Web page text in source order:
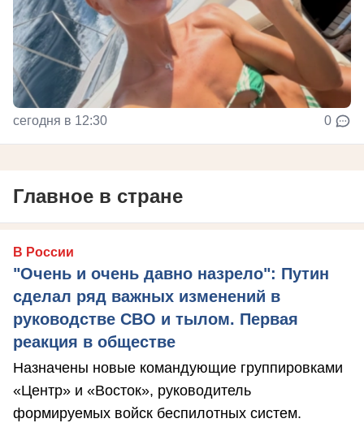
сегодня в 12:30 0
Главное в стране
В России
"Очень и очень давно назрело": Путин
сделал ряд важных изменений в
руководстве СВО и тылом. Первая
реакция в обществе
Назначены новые командующие группировками
«Центр» и «Восток», руководитель
формируемых войск беспилотных систем.